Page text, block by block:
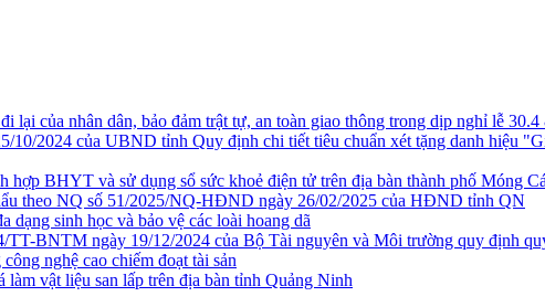
lại của nhân dân, bảo đảm trật tự, an toàn giao thông trong dịp nghỉ lễ
2024 của UBND tỉnh Quy định chi tiết tiêu chuẩn xét tặng danh hiệu
hợp BHYT và sử dụng sổ sức khoẻ điện tử trên địa bàn thành phố Móng
theo NQ số 51/2025/NQ-HĐND ngày 26/02/2025 của HĐND tỉnh QN
dạng sinh học và bảo vệ các loài hoang dã
BNTM ngày 19/12/2024 của Bộ Tài nguyên và Môi trường quy định
nghệ cao chiếm đoạt tài sản
vật liệu san lấp trên địa bàn tỉnh Quảng Ninh